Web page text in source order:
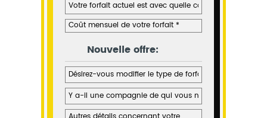
Nouvelle offre: